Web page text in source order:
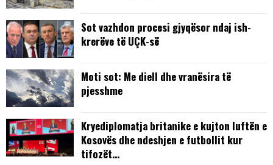
Sot vazhdon procesi gjyqësor ndaj ish-
krerëve të UÇK-së
Moti sot: Me diell dhe vranësira të
pjesshme
Kryediplomatja britanike e kujton luftën e
Kosovës dhe ndeshjen e futbollit kur
tifozët…